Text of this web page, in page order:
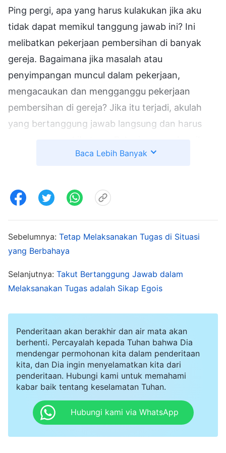
Ping pergi, apa yang harus kulakukan jika aku
tidak dapat memikul tanggung jawab ini? Ini
melibatkan pekerjaan pembersihan di banyak
gereja. Bagaimana jika masalah atau
penyimpangan muncul dalam pekerjaan,
mengacaukan dan mengganggu pekerjaan
pembersihan di gereja? Jika itu terjadi, akulah
yang bertanggung jawab langsung dan harus
berbeda dari pekerjaan lainnya. Jika aku gagal
membiarkan para antikristus dan orang-orang
jahat tetap di gereja, itu artinya aku akan
melindungi mereka dan ikut serta dalam
perbuatan jahat mereka. Jika aku secara keliru
mengusir seseorang yang tidak seharusnya
diusir sehingga menyebabkan cacat hukum,
maka aku pun melakukan kejahatan dalam hal
serius. Jika rumah Tuhan meminta
pertanggungjawabanku, paling tidak, aku
mungkin diberhentikan. Jika konsekuensinya
berat, aku bahkan bisa diusir." Memikirkan semua
ini membuat hatiku terasa sangat berat. Aku juga
merasa sangat tertekan. Namun, aku tidak dapat
menghentikan kepergian Song Ping. Hari demi
Baca Lebih Banyak
Sebelumnya: Tetap Melaksanakan Tugas di Situasi
yang Berbahaya
Selanjutnya: Takut Bertanggung Jawab dalam
Melaksanakan Tugas adalah Sikap Egois
Penderitaan akan berakhir dan air mata akan
berhenti. Percayalah kepada Tuhan bahwa Dia
mendengar permohonan kita dalam penderitaan
kita, dan Dia ingin menyelamatkan kita dari
penderitaan. Hubungi kami untuk memahami
kabar baik tentang keselamatan Tuhan.
Hubungi kami via WhatsApp